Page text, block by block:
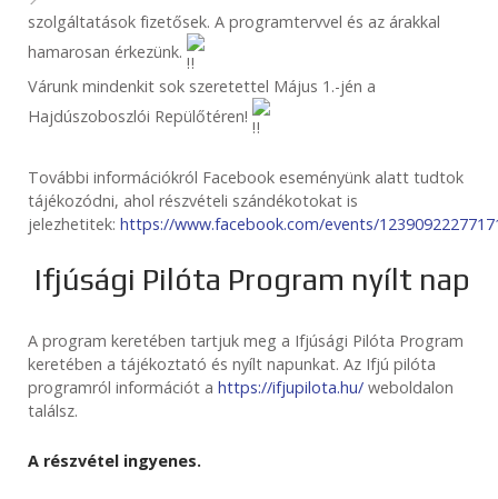
szolgáltatások fizetősek. A programtervvel és az árakkal
hamarosan érkezünk.
Várunk mindenkit sok szeretettel Május 1.-jén a
Hajdúszoboszlói Repülőtéren!
További információkról Facebook eseményünk alatt tudtok
tájékozódni, ahol részvételi szándékotokat is
jelezhetitek: https://www.facebook.com/events/
Ifjúsági Pilóta Program nyílt nap
A program keretében tartjuk meg a Ifjúsági Pilóta Program
keretében a tájékoztató és nyílt napunkat. Az Ifjú pilóta
programról információt a https://ifjupilota.hu/ weboldalon
találsz.
A részvétel ingyenes.